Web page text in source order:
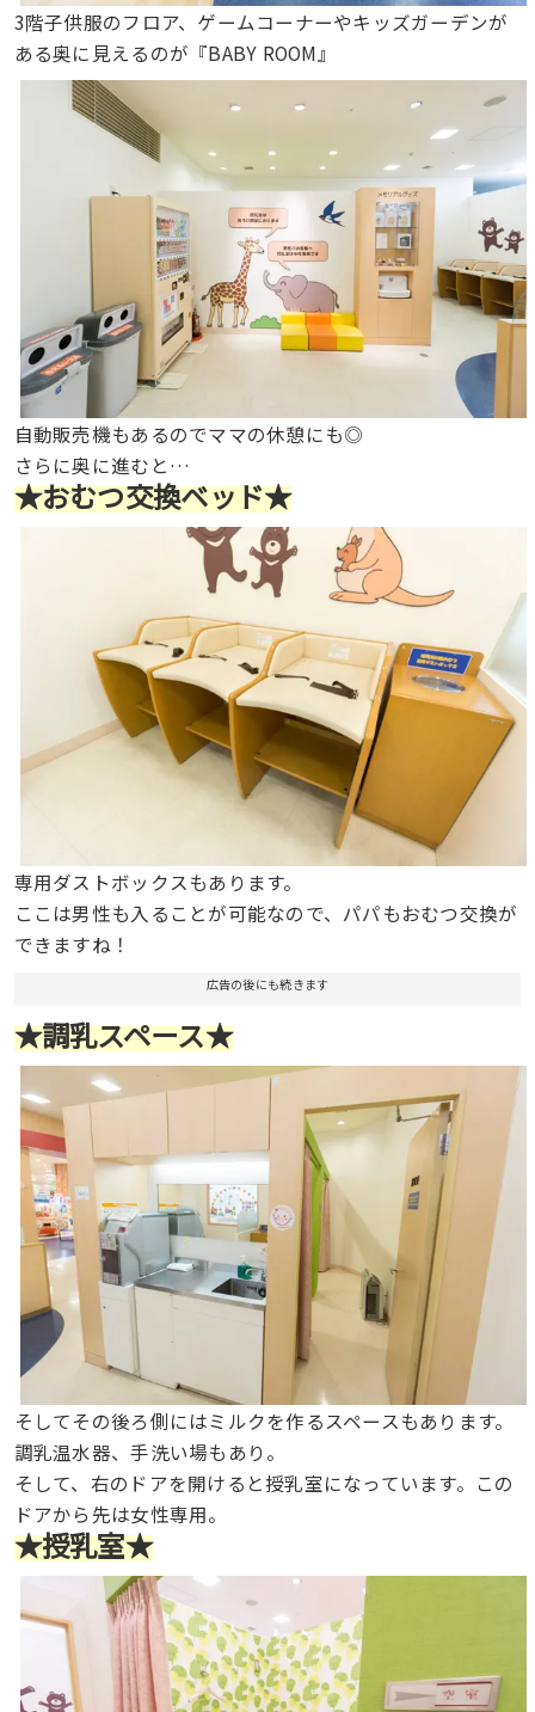
3階子供服のフロア、ゲームコーナーやキッズガーデンが
ある奥に見えるのが『BABY ROOM』
自動販売機もあるのでママの休憩にも◎
さらに奥に進むと…
★おむつ交換ベッド★
専用ダストボックスもあります。
ここは男性も入ることが可能なので、パパもおむつ交換が
できますね！
広告の後にも続きます
★調乳スペース★
そしてその後ろ側にはミルクを作るスペースもあります。
調乳温水器、手洗い場もあり。
そして、右のドアを開けると授乳室になっています。この
ドアから先は女性専用。
★授乳室★